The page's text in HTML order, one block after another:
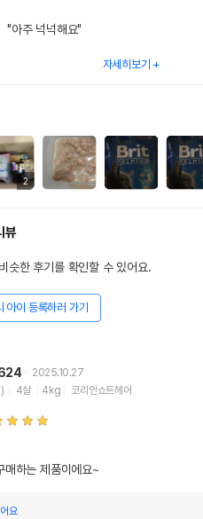
"아주 넉넉해요"
자세히보기
2
뷰
슷한 후기를 확인할 수 있어요.
아이 등록하러 가기
2025.10.27
4살 4kg 코리안쇼트헤어
매하는 제품이에요~
요